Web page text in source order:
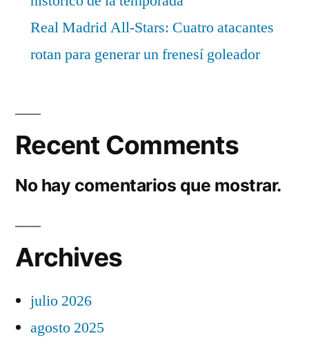
Real Madrid All-Stars: Cuatro atacantes
rotan para generar un frenesí goleador
Recent Comments
No hay comentarios que mostrar.
Archives
julio 2026
agosto 2025